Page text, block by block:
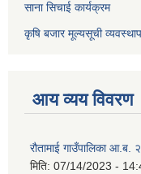
साना सिचाई कार्यक्रम
कृषि बजार मूल्यसूची
आय व्यय विवरण
रौतामाई गाउँपालिका
मिति: 07/14/2023 -